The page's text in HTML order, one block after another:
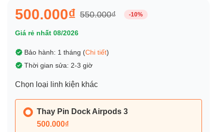
500.000₫ 550.000₫ -10%
Giá rẻ nhất 08/2026
Bảo hành: 1 tháng (Chi tiết)
Thời gian sửa: 2-3 giờ
Chọn loại linh kiện khác
Thay Pin Dock Airpods 3
500.000₫